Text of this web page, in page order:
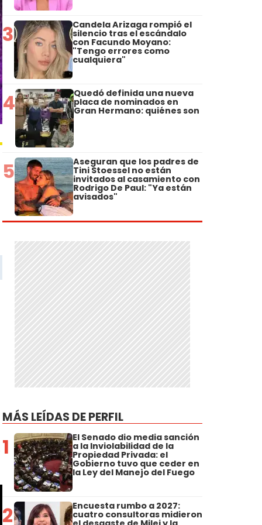
3 Candela Arizaga rompió el
silencio tras el escándalo
con Facundo Moyano:
"Tengo errores como
cualquiera"
4 Quedó definida una nueva
placa de nominados en
Gran Hermano: quiénes son
5 Aseguran que los padres de
Tini Stoessel no están
invitados al casamiento con
Rodrigo De Paul: "Ya están
avisados"
MÁS LEÍDAS DE PERFIL
1 El Senado dio media sanción
a la Inviolabilidad de la
Propiedad Privada: el
Gobierno tuvo que ceder en
la Ley del Manejo del Fuego
2 Encuesta rumbo a 2027:
cuatro consultoras midieron